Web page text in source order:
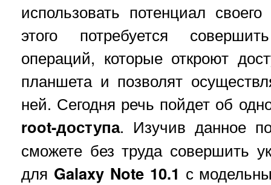
использовать потенциал
этого потребуется
операций, которые откроют
планшета и позволят
ней. Сегодня речь пойдет об
root-доступа. Изучив данное
сможете без труда совершить
для Galaxy Note 10.1 с